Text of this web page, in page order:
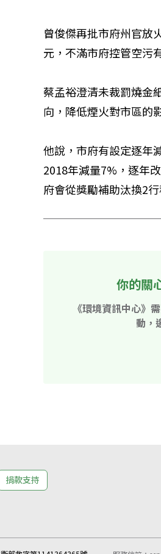
曾俊傑再批市府州官放
元，不滿市府控管空污
蔡孟裕澄清未裁罰燒金
向，降低煙火對市區的
他說，市府有設定逐年
2018年減量7%，逐年
府會從獎勵補助汰換2
你的關
《環境資訊中心》
動，
捐款支持